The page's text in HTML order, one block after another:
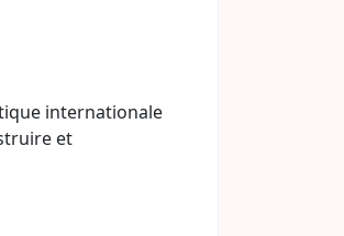
internationale
et